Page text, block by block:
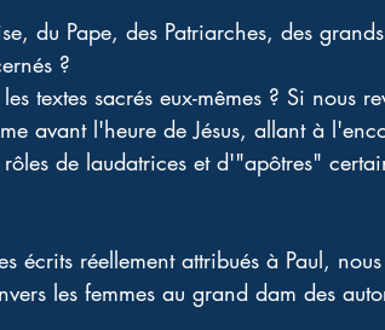
du Pape, des Patriarches, des
?
textes sacrés eux-mêmes ? Si nous
avant l'heure de Jésus, allant à
de laudatrices et d'"apôtres"
écrits réellement attribués à Paul,
les femmes au grand dam des